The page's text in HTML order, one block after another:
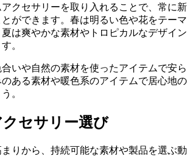
クセサリーを取り入れることで、常に新
ができます。春は明るい色や花をテーマ
は爽やかな素材やトロピカルなデザイン
。
いや自然の素材を使ったアイテムで安ら
ある素材や暖色系のアイテムで居心地の
。
セサリー選び
りから、持続可能な素材や製品を選ぶ動